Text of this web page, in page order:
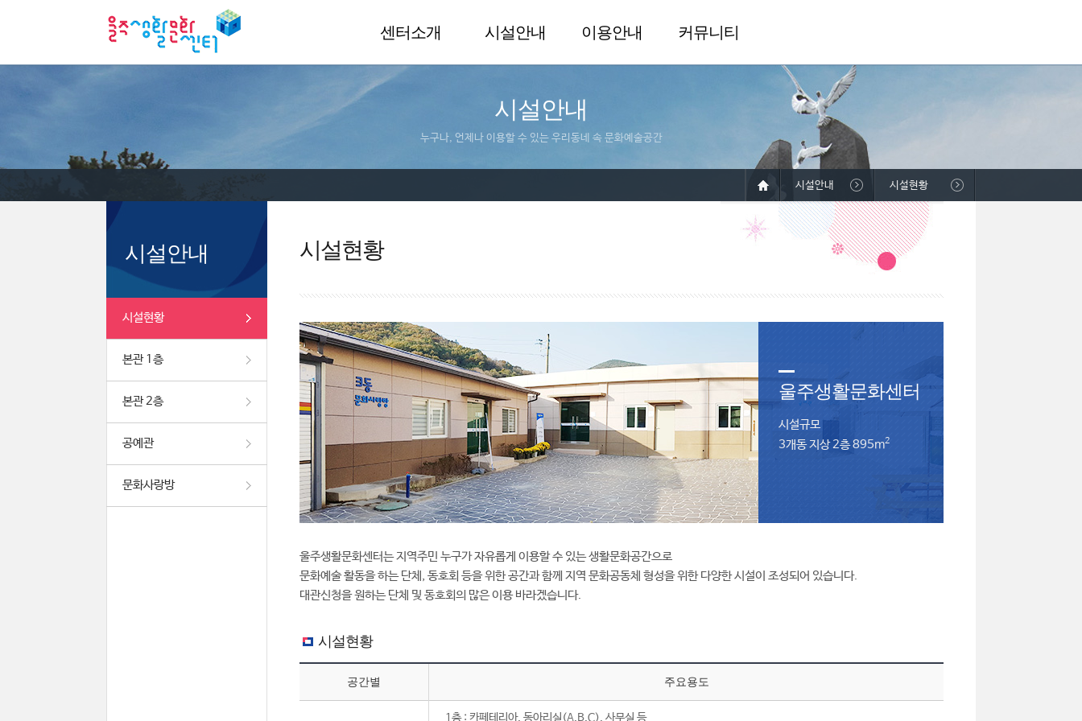
센터소개 시설안내 이용안내 커뮤니티
시설안내
누구나, 언제나 이용할 수 있는 우리동네 속 문화예술공간
시설안내
시설현황
본관 1층
본관 2층
공예관
문화사랑방
시설안내 시설현황
시설현황
울주생활문화센터
시설규모
3개동 지상 2층 895m2
울주생활문화센터는 지역주민 누구가 자유롭게 이용할 수 있는 생활문화공간으로
문화예술 활동을 하는 단체, 동호회 등을 위한 공간과 함께 지역 문화공동체 형성을 위한 다양한 시설이 조성되어 있습니다.
대관신청을 원하는 단체 및 동호회의 많은 이용 바라겠습니다.
시설현황
공간별 주요용도
1층 : 카페테리아, 동아리실(A,B,C), 사무실 등